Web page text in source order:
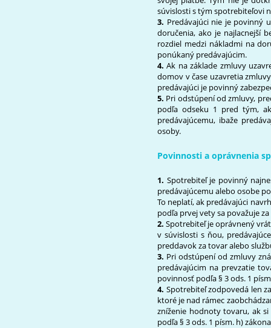
súvislosti s tým spotrebiteľovi
3. Predávajúci nie je povinný
doručenia, ako je najlacnejší
rozdiel medzi nákladmi na
ponúkaný predávajúcim.
4. Ak na základe zmluvy
domov v čase uzavretia
predávajúci je povinný
5. Pri odstúpení od zmluvy,
podľa odseku 1 pred tým,
predávajúcemu, ibaže
osoby.
Povinnosti a oprávnenia
1. Spotrebiteľ je povinný
predávajúcemu alebo osobe
To neplatí, ak predávajúci
podľa prvej vety sa považuje
2. Spotrebiteľ je oprávnený
v súvislosti s ňou,
preddavok za tovar alebo
3. Pri odstúpení od zmluvy
predávajúcim na prevzatie
povinnosť podľa§ 3 ods. 1
4. Spotrebiteľ zodpovedá len
ktoré je nad rámec
zníženie hodnoty tovaru, ak
podľa§ 3 ods. 1 písm. h)